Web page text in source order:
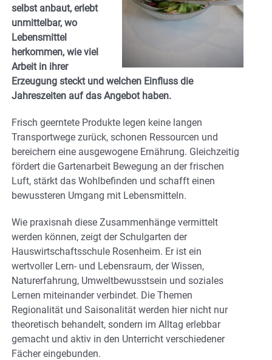
selbst anbaut, erlebt
unmittelbar, wo
Lebensmittel
herkommen, wie viel
Arbeit in ihrer
Erzeugung steckt und welchen Einfluss die
Jahreszeiten auf das Angebot haben.
Frisch geerntete Produkte legen keine langen
Transportwege zurück, schonen Ressourcen und
bereichern eine ausgewogene Ernährung. Gleichzeitig
fördert die Gartenarbeit Bewegung an der frischen
Luft, stärkt das Wohlbefinden und schafft einen
bewussteren Umgang mit Lebensmitteln.
Wie praxisnah diese Zusammenhänge vermittelt
werden können, zeigt der Schulgarten der
Hauswirtschaftsschule Rosenheim. Er ist ein
wertvoller Lern- und Lebensraum, der Wissen,
Naturerfahrung, Umweltbewusstsein und soziales
Lernen miteinander verbindet. Die Themen
Regionalität und Saisonalität werden hier nicht nur
theoretisch behandelt, sondern im Alltag erlebbar
gemacht und aktiv in den Unterricht verschiedener
Fächer eingebunden.